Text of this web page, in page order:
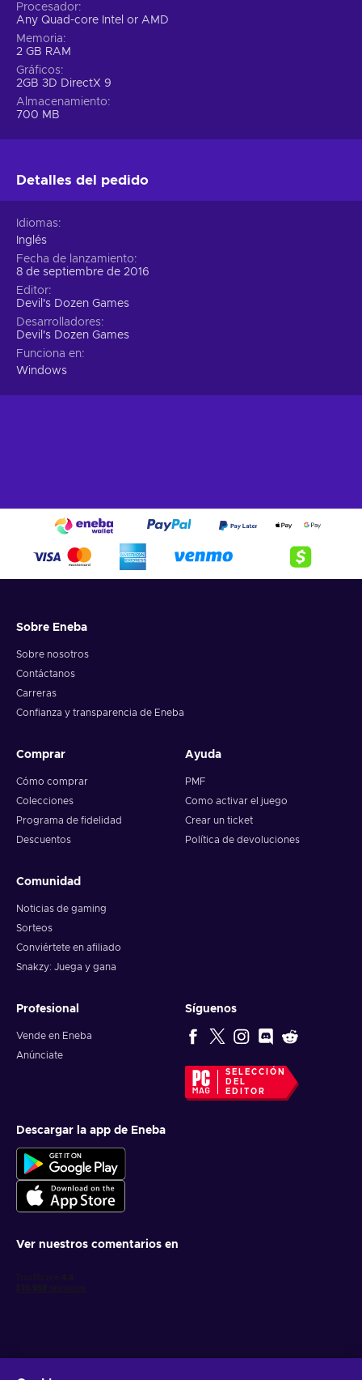
Procesador
Any Quad-core Intel or AMD
Memoria
2 GB RAM
Gráficos
2GB 3D DirectX 9
Almacenamiento
700 MB
Detalles del pedido
Idiomas
Inglés
Fecha de lanzamiento
8 de septiembre de 2016
Editor
Devil's Dozen Games
Desarrolladores
Devil's Dozen Games
Funciona en
Windows
Sobre Eneba
Sobre nosotros
Contáctanos
Carreras
Confianza y transparencia de Eneba
Comprar
Cómo comprar
Colecciones
Programa de fidelidad
Descuentos
Ayuda
PMF
Como activar el juego
Crear un ticket
Política de devoluciones
Comunidad
Noticias de gaming
Sorteos
Conviértete en afiliado
Snakzy: Juega y gana
Profesional
Vende en Eneba
Anúnciate
Síguenos
SELECCIÓN
DEL
EDITOR
Descargar la app de Eneba
Ver nuestros comentarios en